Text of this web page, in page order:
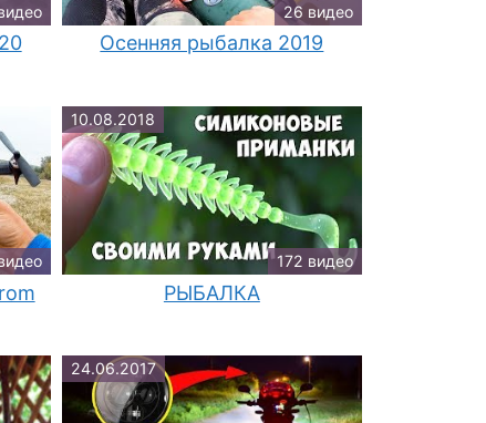
26 видео
Осенняя рыбалка 2019
10.08.2018
172 видео
РЫБАЛКА
24.06.2017